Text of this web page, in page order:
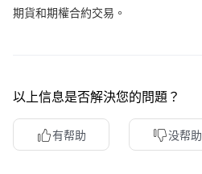
期貨和期權合約交易。
以上信息是否解決您的問題？
有帮助 没帮助